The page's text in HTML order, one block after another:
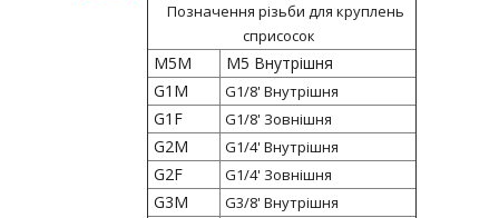
Позначення різьби для круплень
сприсосок
M5M
M5 Внутрішня
G1M
G1/8' Внутрішня
G1F G1/8' Зовнішня
G2M G1/4' Внутрішня
G2F G1/4' Зовнішня
G3M G3/8' Внутрішня